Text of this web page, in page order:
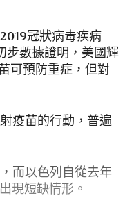
冠狀病毒疾病
步數據證明，美國輝
可預防重症，但對
疫苗的行動，普遍
而以色列自從去年
現短缺情形。